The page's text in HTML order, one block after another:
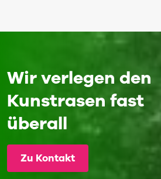
Wir verlegen den
Kunstrasen fast
überall
Zu Kontakt